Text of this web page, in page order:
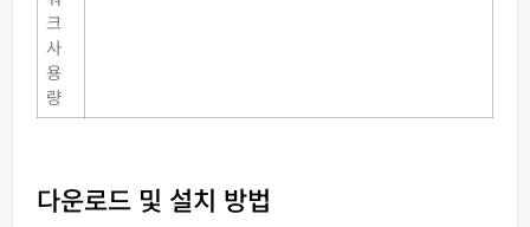
크
사
용
량
다운로드 및 설치 방법